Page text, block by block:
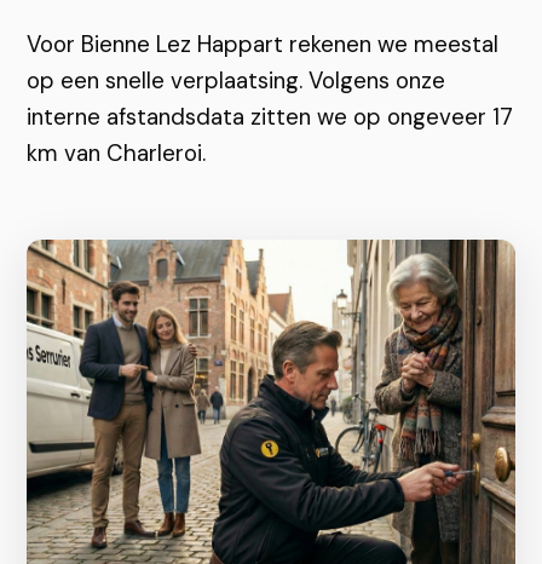
Voor Bienne Lez Happart rekenen we meestal
op een snelle verplaatsing. Volgens onze
interne afstandsdata zitten we op ongeveer 17
km van Charleroi.